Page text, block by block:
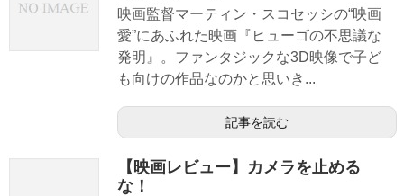
映画監督マーティン・スコセッシの“映画
愛”にあふれた映画『ヒューゴの不思議な
発明』。ファンタジックな3D映像で子ど
も向けの作品なのかと思いき...
記事を読む
【映画レビュー】カメラを止める
な！